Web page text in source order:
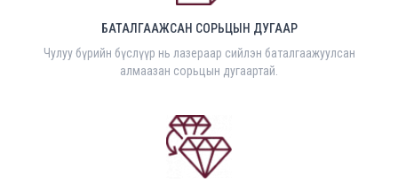
БАТАЛГААЖСАН СОРЬЦЫН ДУГААР
Чулуу бүрийн бүслүүр нь лазераар сийлэн баталгаажуулсан
алмаазан сорьцын дугаартай.